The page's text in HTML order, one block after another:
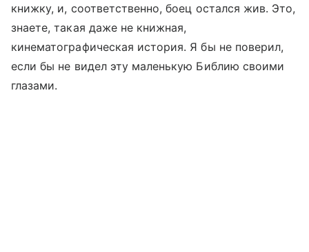
книжку, и, соответственно, боец остался жив. Это,
знаете, такая даже не книжная,
кинематографическая история. Я бы не поверил,
если бы не видел эту маленькую Библию своими
глазами.